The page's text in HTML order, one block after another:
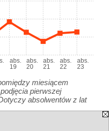
abs.
19
abs.
20
abs.
21
abs.
22
abs.
23
miesiącem
pierwszej
absolwentów z lat